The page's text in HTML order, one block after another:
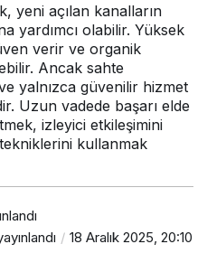
yeni açılan kanalların
yardımcı olabilir. Yüksek
verir ve organik
Ancak sahte
yalnızca güvenilir hizmet
Uzun vadede başarı elde
izleyici etkileşimini
kullanmak
18 Aralık 2025, 20:10